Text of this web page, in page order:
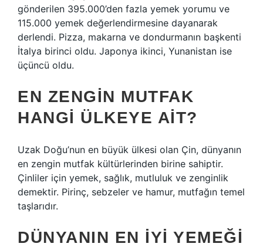
gönderilen 395.000’den fazla yemek yorumu ve
115.000 yemek değerlendirmesine dayanarak
derlendi. Pizza, makarna ve dondurmanın başkenti
İtalya birinci oldu. Japonya ikinci, Yunanistan ise
üçüncü oldu.
EN ZENGIN MUTFAK
HANGI ÜLKEYE AIT?
Uzak Doğu’nun en büyük ülkesi olan Çin, dünyanın
en zengin mutfak kültürlerinden birine sahiptir.
Çinliler için yemek, sağlık, mutluluk ve zenginlik
demektir. Pirinç, sebzeler ve hamur, mutfağın temel
taşlarıdır.
DÜNYANIN EN IYI YEMEĞI